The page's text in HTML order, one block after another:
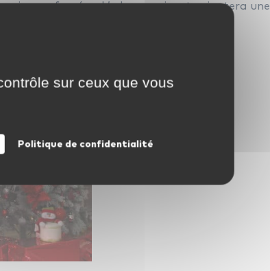
parfumées. L’odeur apaisante ajoutera une
sur ceux que vous
Politique de confidentialité